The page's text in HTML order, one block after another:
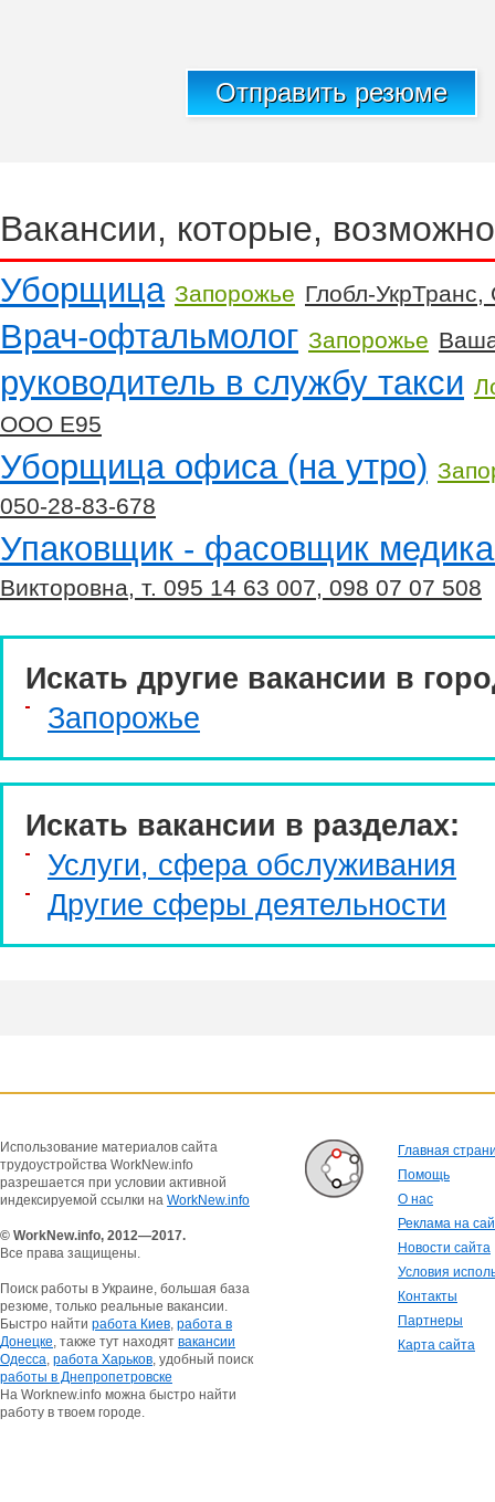
Отправить резюме
Вакансии, которые,
Уборщица Запорожье Глобл-
Врач-офтальмолог Запорожье
руководитель в службу такси
ООО Е95
Уборщица офиса (на утро)
050-28-83-678
Упаковщик - фасовщик
Викторовна, т. 095 14 63 007, 098 07 07 508
Искать другие вакансии в
Запорожье
Искать вакансии в разделах:
Услуги, cфера обслуживания
Другие сферы деятельности
Использование материалов сайта
трудоустройства WorkNew.info
разрешается при условии активной
индексируемой ссылки на WorkNew.info
© WorkNew.info, 2012—2017.
Все права защищены.
Поиск работы в Украине, большая база
резюме, только реальные вакансии.
Быстро найти работа Киев, работа в
Донецке, также тут находят вакансии
Одесса, работа Харьков, удобный поиск
работы в Днепропетровске
На Worknew.info можна быстро найти
работу в твоем городе.
Главная
Помощь
О нас
Реклама на
Новости сайта
Условия
Контакты
Партнеры
Карта сайта